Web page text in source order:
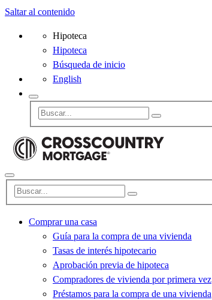
Saltar al contenido
Hipoteca
Hipoteca
Búsqueda de inicio
English
Comprar una casa
Guía para la compra de una vivienda
Tasas de interés hipotecario
Aprobación previa de hipoteca
Compradores de vivienda por primera vez
Préstamos para la compra de una vivienda